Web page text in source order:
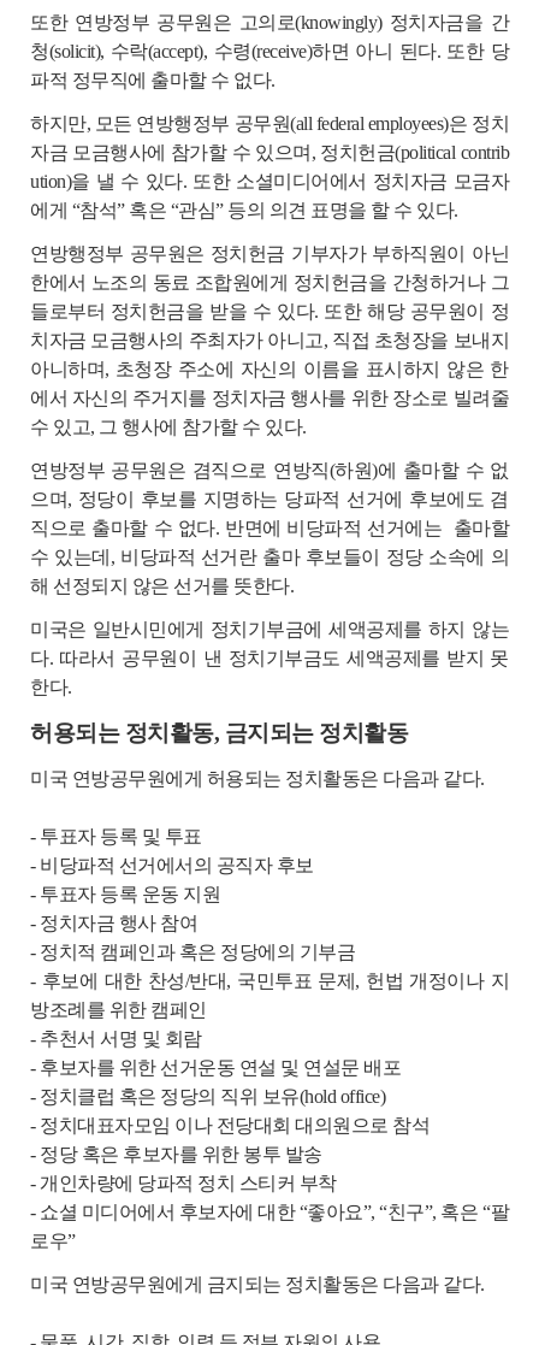
또한 연방정부 공무원은 고의로(knowingly) 정치자금을 간
청(solicit), 수락(accept), 수령(receive)하면 아니 된다. 또한 당
파적 정무직에 출마할 수 없다.
하지만, 모든 연방행정부 공무원(all federal employees)은 정치
자금 모금행사에 참가할 수 있으며, 정치헌금(political contrib
ution)을 낼 수 있다. 또한 소셜미디어에서 정치자금 모금자
에게 “참석” 혹은 “관심” 등의 의견 표명을 할 수 있다.
연방행정부 공무원은 정치헌금 기부자가 부하직원이 아닌
한에서 노조의 동료 조합원에게 정치헌금을 간청하거나 그
들로부터 정치헌금을 받을 수 있다. 또한 해당 공무원이 정
치자금 모금행사의 주최자가 아니고, 직접 초청장을 보내지
아니하며, 초청장 주소에 자신의 이름을 표시하지 않은 한
에서 자신의 주거지를 정치자금 행사를 위한 장소로 빌려줄
수 있고, 그 행사에 참가할 수 있다.
연방정부 공무원은 겸직으로 연방직(하원)에 출마할 수 없
으며, 정당이 후보를 지명하는 당파적 선거에 후보에도 겸
직으로 출마할 수 없다. 반면에 비당파적 선거에는
출마할
수 있는데, 비당파적 선거란 출마 후보들이 정당 소속에 의
해 선정되지 않은 선거를 뜻한다.
미국은 일반시민에게 정치기부금에 세액공제를 하지 않는
다. 따라서 공무원이 낸 정치기부금도 세액공제를 받지 못
한다.
허용되는 정치활동, 금지되는 정치활동
미국 연방공무원에게 허용되는 정치활동은 다음과 같다.
- 투표자 등록 및 투표
- 비당파적 선거에서의 공직자 후보
- 투표자 등록 운동 지원
- 정치자금 행사 참여
- 정치적 캠페인과 혹은 정당에의 기부금
- 후보에 대한 찬성/반대, 국민투표 문제, 헌법 개정이나 지
방조례를 위한 캠페인
- 추천서 서명 및 회람
- 후보자를 위한 선거운동 연설 및 연설문 배포
- 정치클럽 혹은 정당의 직위 보유(hold office)
- 정치대표자모임 이나 전당대회 대의원으로 참석
- 정당 혹은 후보자를 위한 봉투 발송
- 개인차량에 당파적 정치 스티커 부착
- 쇼셜 미디어에서 후보자에 대한 “좋아요”, “친구”, 혹은 “팔
로우”
미국 연방공무원에게 금지되는 정치활동은 다음과 같다.